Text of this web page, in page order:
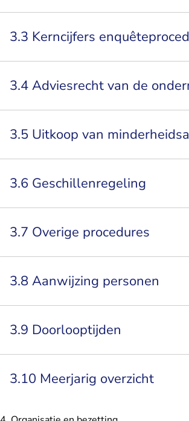
3.3 Kerncijfers
3.4 Adviesrecht van de
3.5 Uitkoop van
3.6 Geschillenregeling
3.7 Overige procedures
3.8 Aanwijzing personen
3.9 Doorlooptijden
3.10 Meerjarig overzicht